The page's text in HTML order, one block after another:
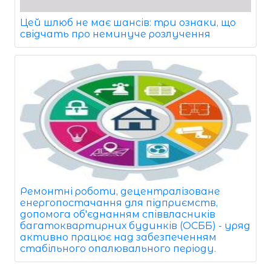
Цей шлюб не має шансів: три ознаки, що
свідчать про неминуче розлучення
Ремонтні роботи, децентралізоване
енергопостачання для підприємств,
допомога об'єднанням співвласників
багатоквартирних будинків (ОСББ) - уряд
активно працює над забезпеченням
стабільного опалювального періоду.